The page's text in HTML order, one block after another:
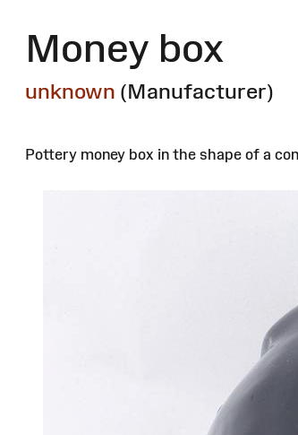
Money box
unknown (Manufacturer)
Pottery money box in the shape of a